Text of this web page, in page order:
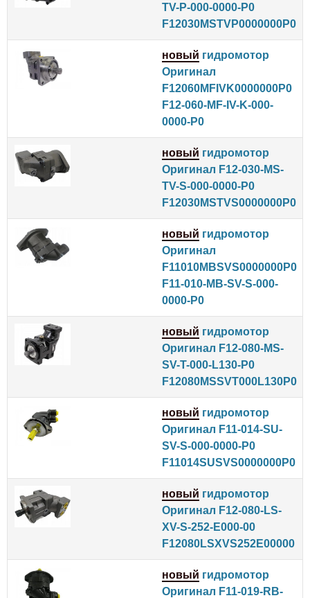
TV-P-000-0000-P0
F12030MSTVP0000000P0
новый гидромотор
Оригинал
F12060MFIVK0000000P0
F12-060-MF-IV-K-000-
0000-P0
новый гидромотор
Оригинал F12-030-MS-
TV-S-000-0000-P0
F12030MSTVS0000000P0
новый гидромотор
Оригинал
F11010MBSVS0000000P0
F11-010-MB-SV-S-000-
0000-P0
новый гидромотор
Оригинал F12-080-MS-
SV-T-000-L130-P0
F12080MSSVT000L130P0
новый гидромотор
Оригинал F11-014-SU-
SV-S-000-0000-P0
F11014SUSVS0000000P0
новый гидромотор
Оригинал F12-080-LS-
XV-S-252-E000-00
F12080LSXVS252E00000
новый гидромотор
Оригинал F11-019-RB-